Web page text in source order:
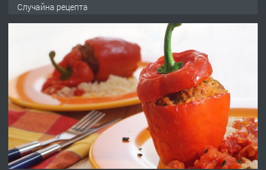
АПАРТАМЕНТ В ЦЕНТЪРА НА ГР.
ХАСКОВО
ПРЕДЛАГА Давам гараж под наем
преди 4 дни
ПРЕДЛАГА
№4120 Магазин/Офис под наем в кв.
Случайна рецепта